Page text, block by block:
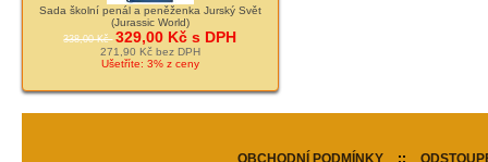
Sada školní penál a peněženka Jurský Svět
(Jurassic World)
338,00 Kč 329,00 Kč s DPH
271,90 Kč bez DPH
Ušetříte: 3% z ceny
OBCHODNÍ PODMÍNKY ::